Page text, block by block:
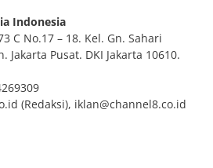
Indonesia
C No.17 – 18. Kel. Gn. Sahari
Jakarta Pusat. DKI Jakarta 10610.
(Redaksi), iklan@channel8.co.id